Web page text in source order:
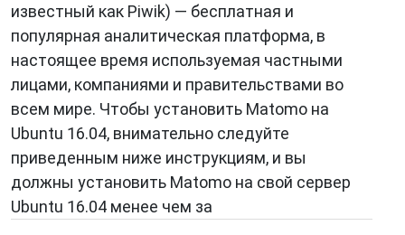
известный как Piwik) — бесплатная и
популярная аналитическая платформа, в
настоящее время используемая частными
лицами, компаниями и правительствами во
всем мире. Чтобы установить Matomo на
Ubuntu 16.04, внимательно следуйте
приведенным ниже инструкциям, и вы
должны установить Matomo на свой сервер
Ubuntu 16.04 менее чем за